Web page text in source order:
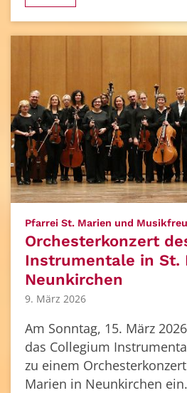
Pfarrei St. Marien und
Orchesterkonzert
Instrumentale in St.
Neunkirchen
9. März 2026
Am Sonntag, 15. März
das Collegium
zu einem
Marien in Neunkirchen